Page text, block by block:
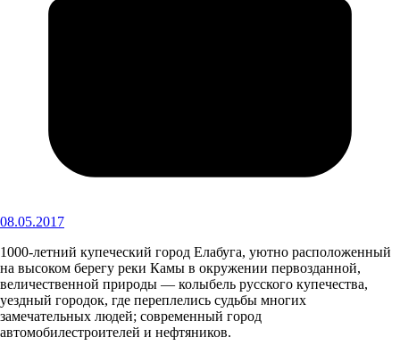
08.05.2017
1000-летний купеческий город Елабуга, уютно расположенный
на высоком берегу реки Камы в окружении первозданной,
величественной природы — колыбель русского купечества,
уездный городок, где переплелись судьбы многих
замечательных людей; современный город
автомобилестроителей и нефтяников.